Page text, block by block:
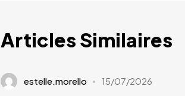
Articles Similaires
estelle.morello 15/07/2026